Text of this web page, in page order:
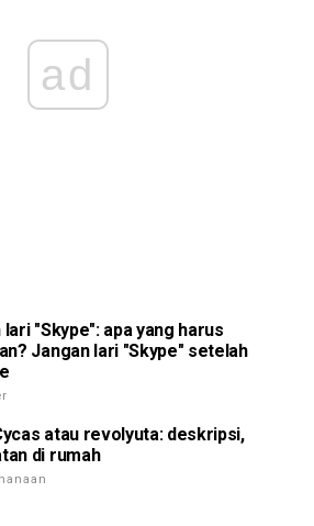
ad
lari "Skype": apa yang harus
Jangan lari "Skype" setelah
atau revolyuta: deskripsi,
di rumah